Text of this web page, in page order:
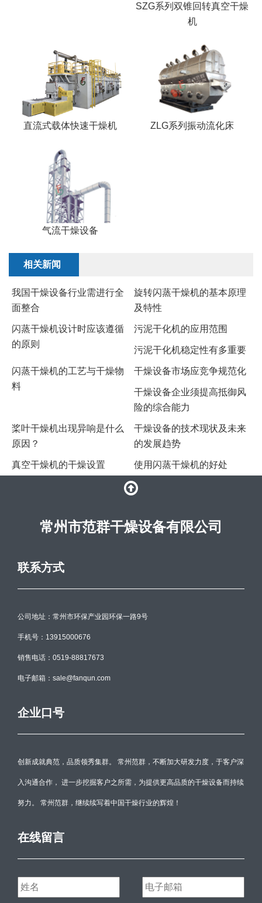
SZG系列双锥回转真空干燥
机
直流式载体快速干燥机 ZLG系列振动流化床
气流干燥设备
相关新闻
我国干燥设备行业需进行全
面整合
旋转闪蒸干燥机的基本原理
及特性
闪蒸干燥机设计时应该遵循
的原则
污泥干化机的应用范围
污泥干化机稳定性有多重要
闪蒸干燥机的工艺与干燥物
料
干燥设备市场应竞争规范化
干燥设备企业须提高抵御风
险的综合能力
桨叶干燥机出现异响是什么
原因？
干燥设备的技术现状及未来
的发展趋势
​真空干燥机的干燥设置 ​使用闪蒸干燥机的好处
常州市范群干燥设备有限公司
联系方式
公司地址：常州市环保产业园环保一路9号
手机号：13915000676
销售电话：0519-88817673
电子邮箱：sale@fanqun.com
企业口号
创新成就典范，品质领秀集群。 常州范群，不断加大研发力度，于客户深
入沟通合作， 进一步挖掘客户之所需，为提供更高品质的干燥设备而持续
努力。 常州范群，继续续写着中国干燥行业的辉煌！
在线留言